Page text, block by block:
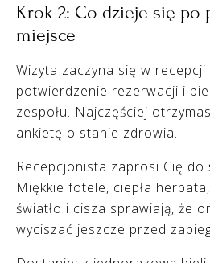
Krok 2: Co dzieje się po
miejsce
Wizyta zaczyna się w
potwierdzenie rezerwacji i
zespołu. Najczęściej
ankietę o stanie zdrowia.
Recepcjonista zaprosi Cię do
Miękkie fotele, ciepła
światło i cisza sprawiają, że
wyciszać jeszcze przed